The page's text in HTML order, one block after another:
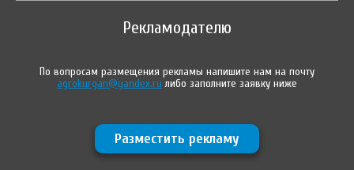
Рекламодателю
По вопросам размещения рекламы напишите нам на почту
agrokurgan@yandex.ru либо заполните заявку ниже
Разместить рекламу